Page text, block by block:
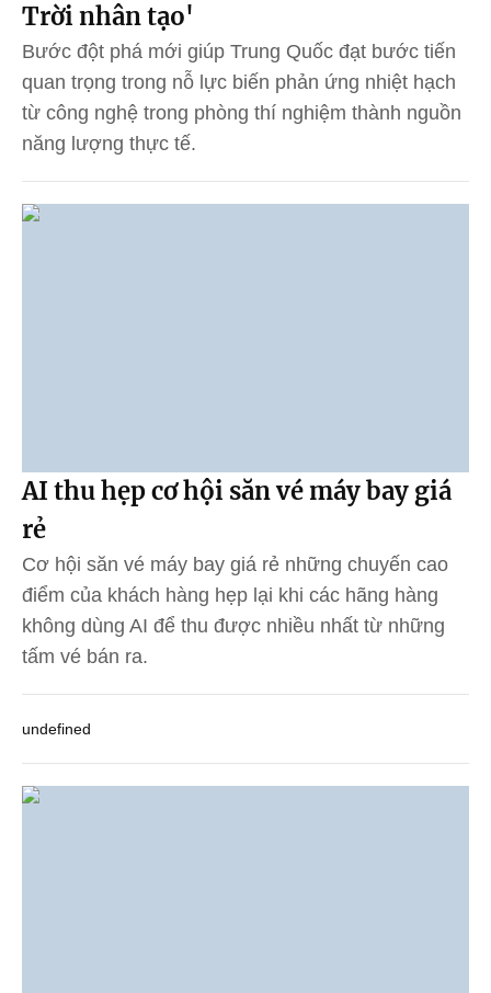
Trời nhân tạo'
Bước đột phá mới giúp Trung Quốc đạt bước tiến
quan trọng trong nỗ lực biến phản ứng nhiệt hạch
từ công nghệ trong phòng thí nghiệm thành nguồn
năng lượng thực tế.
AI thu hẹp cơ hội săn vé máy bay giá
rẻ
Cơ hội săn vé máy bay giá rẻ những chuyến cao
điểm của khách hàng hẹp lại khi các hãng hàng
không dùng AI để thu được nhiều nhất từ những
tấm vé bán ra.
undefined